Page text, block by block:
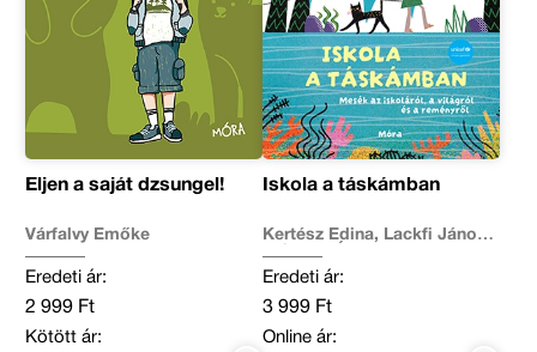
Éljen a saját dzsungel!
Várfalvy Emőke
Eredeti ár:
2 999 Ft
Kötött ár:
Iskola a táskámban
Kertész Edina, Lackfi János,
Luzsányi Mónika, Molnár
Krisztina Rita, Szabó Imola
Julianna, Tamás Zsuzsa,
Tóth Krisztina, Várfalvy
Emőke, Vig Balázs
Eredeti ár:
3 999 Ft
Online ár: